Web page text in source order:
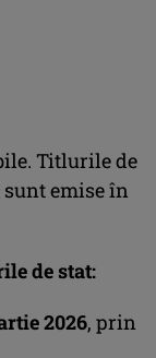
Titlurile de
sunt emise în
de stat:
2026, prin